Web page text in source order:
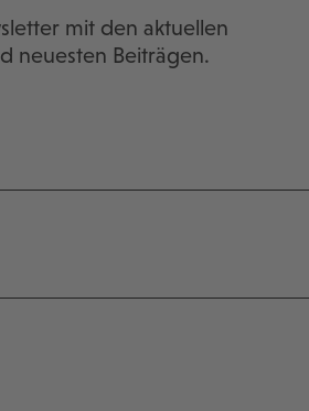
mit den aktuellen
neuesten Beiträgen.